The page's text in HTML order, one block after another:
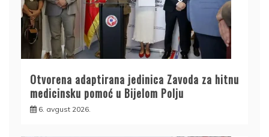
Otvorena adaptirana jedinica Zavoda za hitnu
medicinsku pomoć u Bijelom Polju
6. avgust 2026.